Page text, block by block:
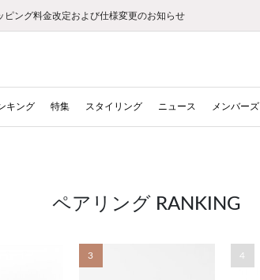
・アフターサービスのご案内
熊本地震に伴う集配への影響について
ピング料金改定および仕様変更のお知らせ
季休業の営業についてのご案内
で送料無料｜最短24時間以内に発送
録で1000ポイントプレゼント！
ち登録で500円クーポンプレゼント
ュー投稿で100ポイントプレゼント
・アフターサービスのご案内
熊本地震に伴う集配への影響について
キング 特集 スタイリング ニュース メンバーズ
ペアリング RANKING
3 4